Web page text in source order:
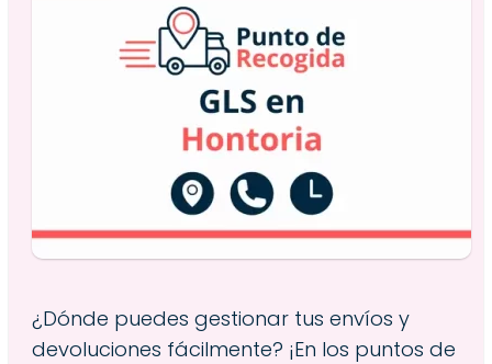
¿Dónde puedes gestionar tus envíos y
devoluciones fácilmente? ¡En los puntos de